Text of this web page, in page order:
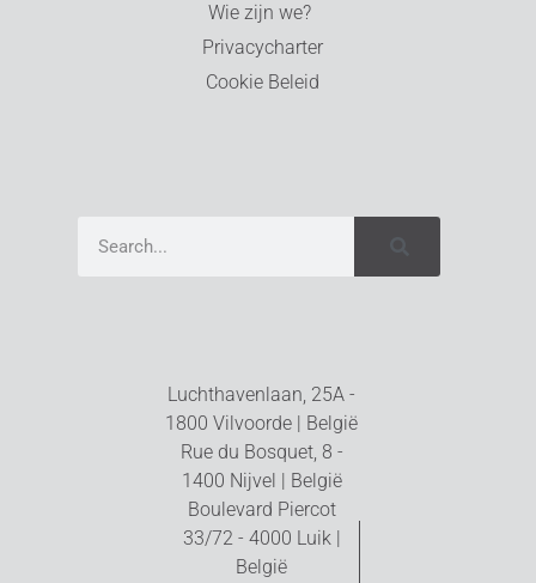
Wie zijn we?
Privacycharter
Cookie Beleid
Luchthavenlaan, 25A -
1800 Vilvoorde | België
Rue du Bosquet, 8 -
1400 Nijvel | België
Boulevard Piercot
33/72 - 4000 Luik |
België